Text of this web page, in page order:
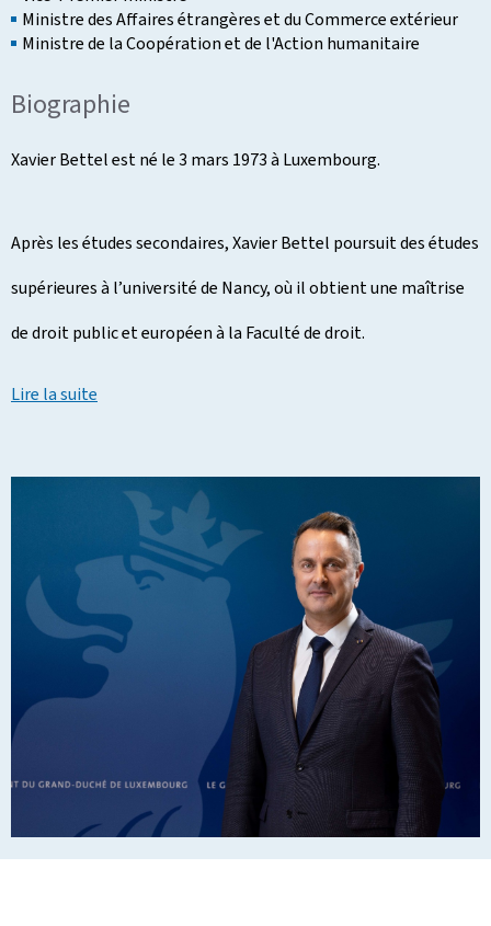
Ministre des Affaires étrangères et du Commerce extérieur
Ministre de la Coopération et de l'Action humanitaire
Biographie
Xavier Bettel est né le 3 mars 1973 à Luxembourg.
Après les études secondaires, Xavier Bettel poursuit des études
supérieures à l’université de Nancy, où il obtient une maîtrise
de droit public et européen à la Faculté de droit.
Lire la suite